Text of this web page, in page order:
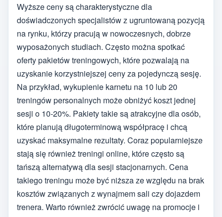
Wyższe ceny są charakterystyczne dla
doświadczonych specjalistów z ugruntowaną pozycją
na rynku, którzy pracują w nowoczesnych, dobrze
wyposażonych studiach. Często można spotkać
oferty pakietów treningowych, które pozwalają na
uzyskanie korzystniejszej ceny za pojedynczą sesję.
Na przykład, wykupienie karnetu na 10 lub 20
treningów personalnych może obniżyć koszt jednej
sesji o 10-20%. Pakiety takie są atrakcyjne dla osób,
które planują długoterminową współpracę i chcą
uzyskać maksymalne rezultaty. Coraz popularniejsze
stają się również treningi online, które często są
tańszą alternatywą dla sesji stacjonarnych. Cena
takiego treningu może być niższa ze względu na brak
kosztów związanych z wynajmem sali czy dojazdem
trenera. Warto również zwrócić uwagę na promocje i